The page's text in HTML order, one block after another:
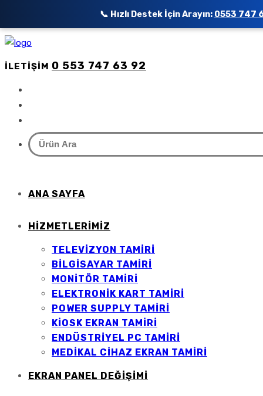
İLETIŞIM 0 553 747 63 92
ANA SAYFA
HIZMETLERIMIZ
TELEVIZYON TAMIRI
BILGISAYAR TAMIRI
MONITÖR TAMIRI
ELEKTRONIK KART TAMIRI
POWER SUPPLY TAMIRI
KIOSK EKRAN TAMIRI
ENDÜSTRIYEL PC TAMIRI
MEDIKAL CIHAZ EKRAN TAMIRI
EKRAN PANEL DEĞİŞİMİ
📞 Hızlı Destek İçin Arayın: 0553 747